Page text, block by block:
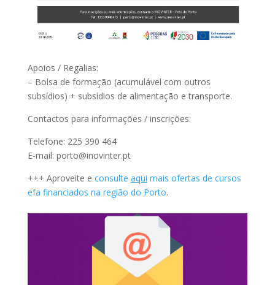
Apoios / Regalias:
– Bolsa de formação (acumulável com outros
subsídios) + subsídios de alimentação e transporte.
Contactos para informações / inscrições:
Telefone: 225 390 464
E-mail: porto@inovinter.pt
+++ Aproveite e consulte aqui mais ofertas de cursos
efa financiados na região do Porto.